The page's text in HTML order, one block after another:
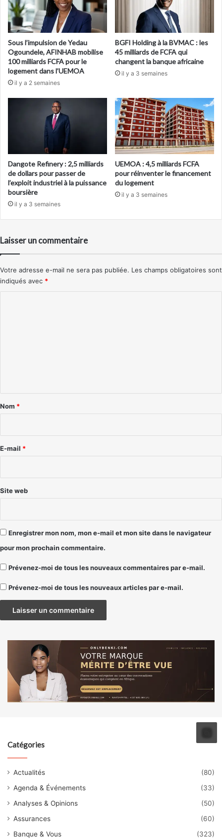
Sous l’impulsion de Yedau
Ogoundele, AFINHAB mobilise
100 milliards FCFA pour le
logement dans l’UEMOA
il y a 2 semaines
BGFI Holding à la BVMAC : les
45 milliards de FCFA qui
changent la banque africaine
il y a 3 semaines
Dangote Refinery : 2,5 milliards
de dollars pour passer de
l’exploit industriel à la puissance
boursière
il y a 3 semaines
UEMOA : 4,5 milliards FCFA
pour réinventer le financement
du logement
il y a 3 semaines
Laisser un commentaire
Votre adresse e-mail ne sera pas publiée. Les champs obligatoires sont
indiqués avec *
a
e
Nom *
E-mail *
Site web
Enregistrer mon nom, mon e-mail et mon site dans le navigateur
pour mon prochain commentaire.
Prévenez-moi de tous les nouveaux commentaires par e-mail.
Prévenez-moi de tous les nouveaux articles par e-mail.
Catégories
Actualités
(80)
Agenda & Événements
(33)
Analyses & Opinions
(50)
Assurances
(60)
Banque & Vous
(323)